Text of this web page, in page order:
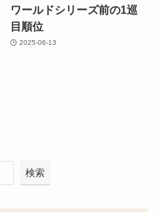
ワールドシリーズ前の1巡
目順位
2025-06-13
検索